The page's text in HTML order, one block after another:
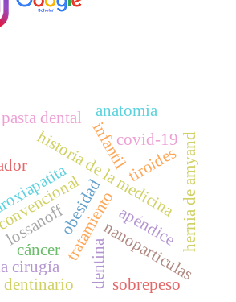
historia de la medicina
cirugía
obesidad
infantil
tratamientonanoparticulas
dentina
pasta dental
hernia de amyand
apéndice
lossanoff
covid-19
cáncer
anatomia
sobrepeso
tiroides